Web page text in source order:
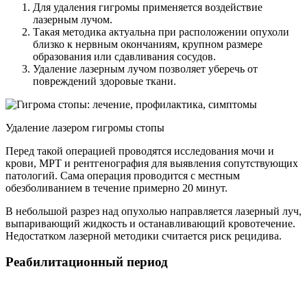
Для удаления гигромы применяется воздействие
лазерным лучом.
Такая методика актуальна при расположении опухоли
близко к нервным окончаниям, крупном размере
образования или сдавливания сосудов.
Удаление лазерным лучом позволяет уберечь от
повреждений здоровые ткани.
Удаление лазером гигромы стопы
Перед такой операцией проводятся исследования мочи и
крови, МРТ и рентгенография для выявления сопутствующих
патологий. Сама операция проводится с местным
обезболиванием в течение примерно 20 минут.
В небольшой разрез над опухолью направляется лазерный луч,
выпаривающий жидкость и останавливающий кровотечение.
Недостатком лазерной методики считается риск рецидива.
Реабилитационный период